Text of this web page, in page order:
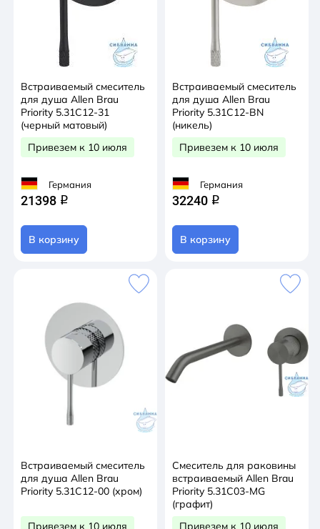
Встраиваемый смеситель
для душа Allen Brau
Priority 5.31C12-31
(черный матовый)
Привезем к 10 июля
Германия
21398 q
В корзину
Встраиваемый смеситель
для душа Allen Brau
Priority 5.31C12-BN
(никель)
Привезем к 10 июля
Германия
32240 q
В корзину
Встраиваемый смеситель
для душа Allen Brau
Priority 5.31C12-00 (хром)
Привезем к 10 июля
Смеситель для раковины
встраиваемый Allen Brau
Priority 5.31C03-MG
(графит)
Привезем к 10 июля